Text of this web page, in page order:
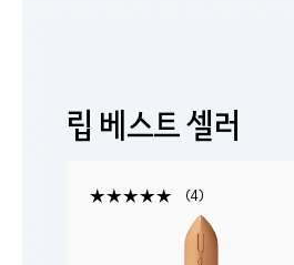
립 베스트 셀러
4